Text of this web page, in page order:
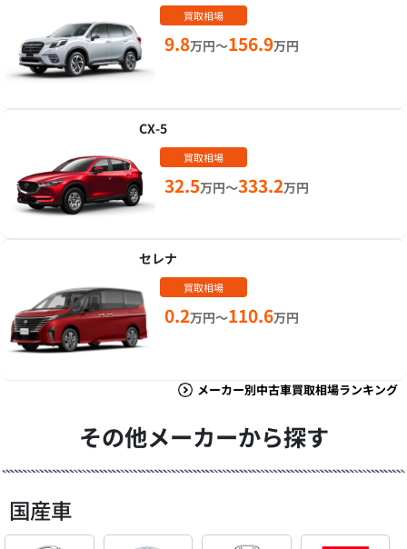
買取相場
9.8万円～156.9万円
CX-5
買取相場
32.5万円～333.2万円
セレナ
買取相場
0.2万円～110.6万円
メーカー別中古車買取相場ランキング
その他メーカーから探す
国産車